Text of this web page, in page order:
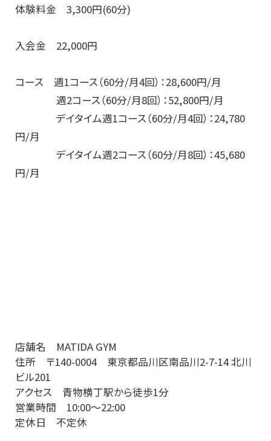
体験料金 3,300円(60分)
入会金 22,000円
コース 週1コース（60分/月4回）：28,600円/月
週2コース（60分/月8回）：52,800円/月
デイタイム週1コース（60分/月4回）：24,780
円/月
デイタイム週2コース（60分/月8回）：45,680
円/月
店舗名 MATIDA GYM
住所 〒140-0004 東京都品川区南品川2-7-14 北川
ビル201
アクセス 青物横丁駅から徒歩1分
営業時間 10:00～22:00
定休日 不定休